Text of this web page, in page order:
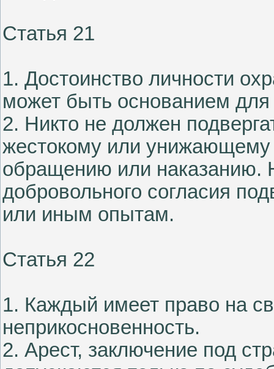
Статья 21
1. Достоинство личности
может быть основанием для
2. Никто не должен
жестокому или унижающему
обращению или наказанию.
добровольного согласия
или иным опытам.
Статья 22
1. Каждый имеет право на
неприкосновенность.
2. Арест, заключение под